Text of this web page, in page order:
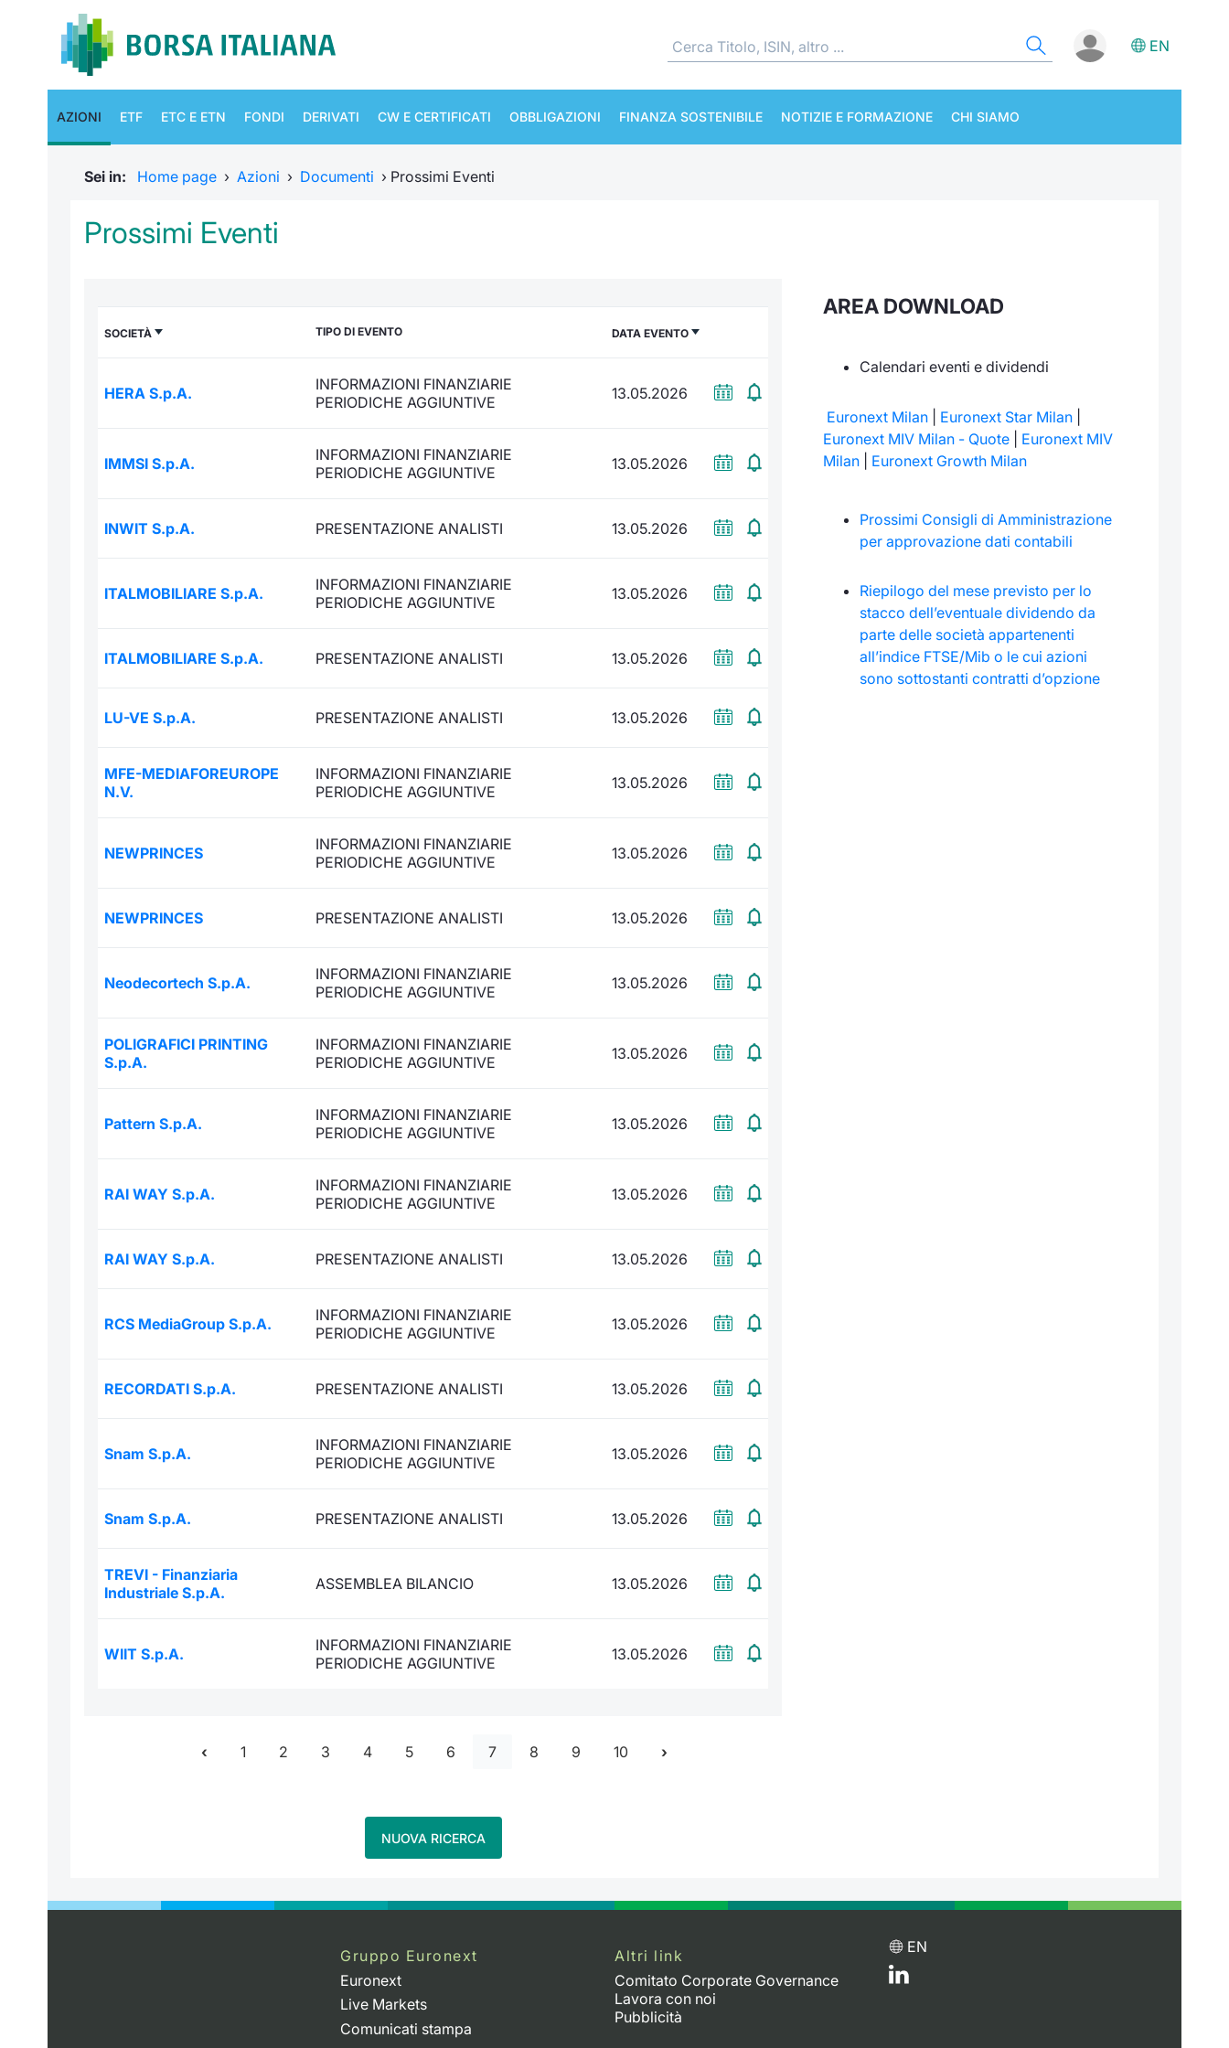
EN
AZIONI ETF ETC E ETN FONDI DERIVATI CW E CERTIFICATI OBBLIGAZIONI FINANZA SOSTENIBILE NOTIZIE E FORMAZIONE CHI SIAMO
Sei in: Home page › Azioni › Documenti › Prossimi Eventi
Prossimi Eventi
SOCIETÀ TIPO DI EVENTO DATA EVENTO
HERA S.p.A.
INFORMAZIONI FINANZIARIE
PERIODICHE AGGIUNTIVE
13.05.2026
IMMSI S.p.A.
INFORMAZIONI FINANZIARIE
PERIODICHE AGGIUNTIVE
13.05.2026
INWIT S.p.A. PRESENTAZIONE ANALISTI 13.05.2026
ITALMOBILIARE S.p.A.
INFORMAZIONI FINANZIARIE
PERIODICHE AGGIUNTIVE
13.05.2026
ITALMOBILIARE S.p.A. PRESENTAZIONE ANALISTI 13.05.2026
LU-VE S.p.A. PRESENTAZIONE ANALISTI 13.05.2026
MFE-MEDIAFOREUROPE
N.V.
INFORMAZIONI FINANZIARIE
PERIODICHE AGGIUNTIVE
13.05.2026
NEWPRINCES
INFORMAZIONI FINANZIARIE
PERIODICHE AGGIUNTIVE
13.05.2026
NEWPRINCES PRESENTAZIONE ANALISTI 13.05.2026
Neodecortech S.p.A.
INFORMAZIONI FINANZIARIE
PERIODICHE AGGIUNTIVE
13.05.2026
POLIGRAFICI PRINTING
S.p.A.
INFORMAZIONI FINANZIARIE
PERIODICHE AGGIUNTIVE
13.05.2026
Pattern S.p.A.
INFORMAZIONI FINANZIARIE
PERIODICHE AGGIUNTIVE
13.05.2026
RAI WAY S.p.A.
INFORMAZIONI FINANZIARIE
PERIODICHE AGGIUNTIVE
13.05.2026
RAI WAY S.p.A. PRESENTAZIONE ANALISTI 13.05.2026
RCS MediaGroup S.p.A.
INFORMAZIONI FINANZIARIE
PERIODICHE AGGIUNTIVE
13.05.2026
RECORDATI S.p.A. PRESENTAZIONE ANALISTI 13.05.2026
Snam S.p.A.
INFORMAZIONI FINANZIARIE
PERIODICHE AGGIUNTIVE
13.05.2026
Snam S.p.A. PRESENTAZIONE ANALISTI 13.05.2026
TREVI - Finanziaria
Industriale S.p.A.
ASSEMBLEA BILANCIO 13.05.2026
WIIT S.p.A.
INFORMAZIONI FINANZIARIE
PERIODICHE AGGIUNTIVE
13.05.2026
1 2 3 4 5 6 7 8 9 10
NUOVA RICERCA
AREA DOWNLOAD
Calendari eventi e dividendi
Euronext Milan Euronext Star Milan
Euronext MIV Milan - Quote
Euronext MIV
Milan
Euronext Growth Milan
Prossimi Consigli di Amministrazione
per approvazione dati contabili
Riepilogo del mese previsto per lo
stacco dell’eventuale dividendo da
parte delle società appartenenti
all’indice FTSE/Mib o le cui azioni
sono sottostanti contratti d’opzione
Gruppo Euronext
Euronext
Live Markets
Comunicati stampa
Altri link
Comitato Corporate Governance
Lavora con noi
Pubblicità
EN